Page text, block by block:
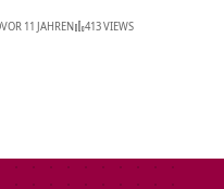
VOR 11 JAHREN 413 VIEWS